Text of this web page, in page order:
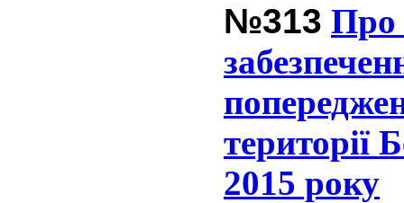
№313 Про
території
2015 року